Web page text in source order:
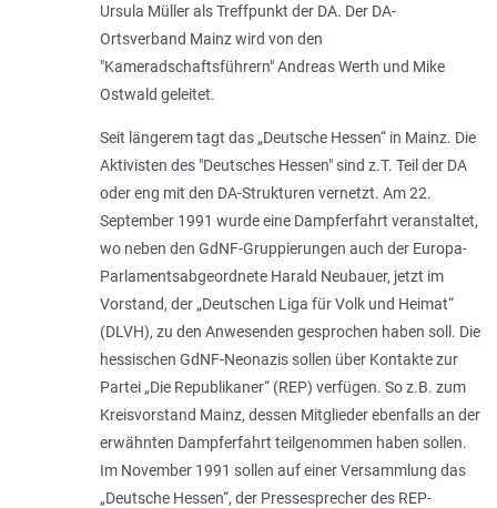
Ursula Müller als Treffpunkt der DA. Der DA-
Ortsverband Mainz wird von den
"Kameradschaftsführern" Andreas Werth und Mike
Ostwald geleitet.
Seit längerem tagt das „Deutsche Hessen“ in Mainz. Die
Aktivisten des "Deutsches Hessen" sind z.T. Teil der DA
oder eng mit den DA-Strukturen vernetzt. Am 22.
September 1991 wurde eine Dampferfahrt veranstaltet,
wo neben den GdNF-Gruppierungen auch der Europa-
Parlamentsabgeordnete Harald Neubauer, jetzt im
Vorstand, der „Deutschen Liga für Volk und Heimat“
(DLVH), zu den Anwesenden gesprochen haben soll. Die
hessischen GdNF-Neonazis sollen über Kontakte zur
Partei „Die Republikaner“ (REP) verfügen. So z.B. zum
Kreisvorstand Mainz, dessen Mitglieder ebenfalls an der
erwähnten Dampferfahrt teilgenommen haben sollen.
Im November 1991 sollen auf einer Versammlung das
„Deutsche Hessen“, der Pressesprecher des REP-